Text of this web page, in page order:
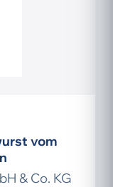
vom
& Co. KG